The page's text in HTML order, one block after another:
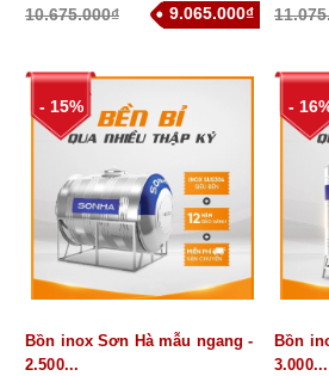
10.675.000₫ 9.065.000₫
- 15%
Bồn inox Sơn Hà mẫu ngang -
2.500...
-
Bồn
3.000...